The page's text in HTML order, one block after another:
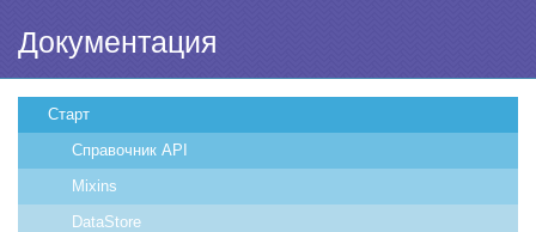
Документация
Старт
Справочник API
Mixins
DataStore